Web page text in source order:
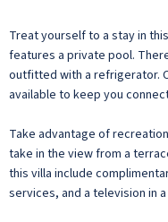
Treat yourself to a stay in
features a private pool.
outfitted with a refrigerator.
available to keep you
Take advantage of
take in the view from a
this villa include
services, and a television in